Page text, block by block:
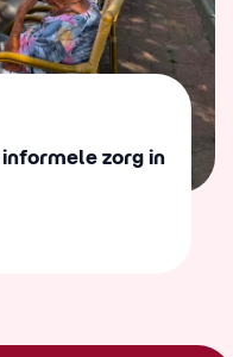
zorg in